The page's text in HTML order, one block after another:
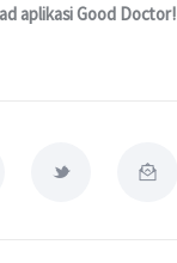
aplikasi Good Doctor!